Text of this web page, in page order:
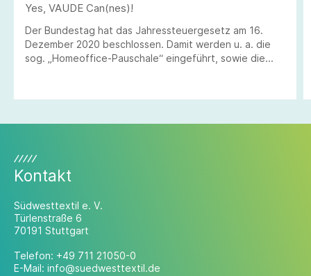
Yes, VAUDE Can(nes)!
Der Bundestag hat das Jahressteuergesetz am 16.
Dezember 2020 beschlossen. Damit werden u. a. die
sog. „Homeoffice-Pauschale“ eingeführt, sowie die
Kontakt
Südwesttextil e. V.
Türlenstraße 6
70191 Stuttgart
Telefon: +49 711 21050-0
E-Mail: info@suedwesttextil.de